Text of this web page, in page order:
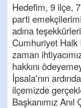
Hedefim, 9 ilçe,
parti
adına
Cumhuriyet Halk
zaman
hakkını
İpsala'nın
ilçemizde
Başkanımız